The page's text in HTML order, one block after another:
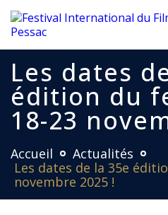
Les dates
édition du
18-23
Accueil
Actualités
Les dates de la 35e
novembre 2025 !